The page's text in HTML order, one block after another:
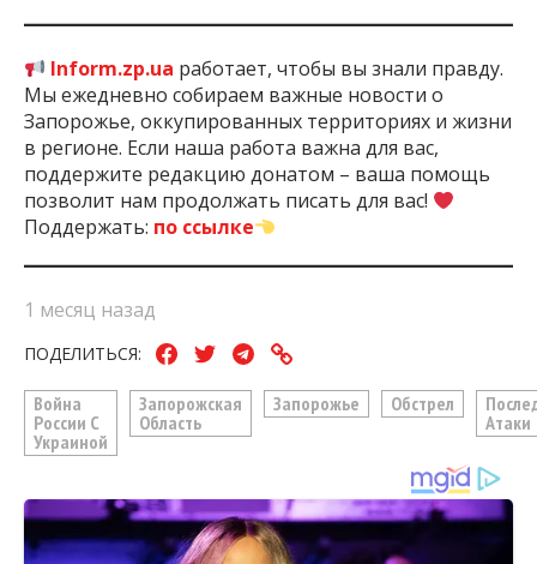
Inform.zp.ua работает, чтобы вы знали правду.
Мы ежедневно собираем важные новости о
Запорожье, оккупированных территориях и жизни
в регионе. Если наша работа важна для вас,
поддержите редакцию донатом – ваша помощь
позволит нам продолжать писать для вас!
Поддержать: по ссылке
1 месяц назад
ПОДЕЛИТЬСЯ:
Война
России С
Украиной
Запорожская
Область
Запорожье Обстрел
Атаки